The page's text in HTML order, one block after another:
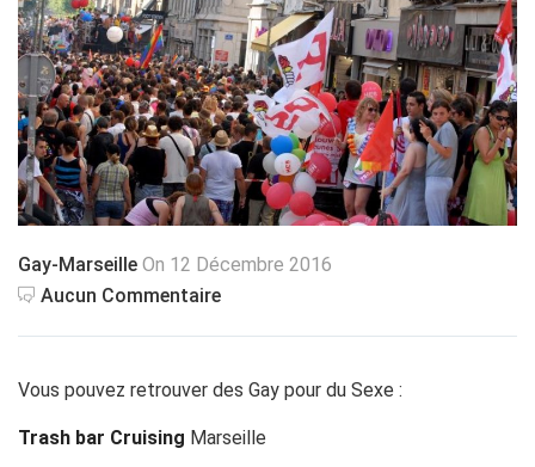
Gay-Marseille On 12 Décembre 2016
Aucun Commentaire
Vous pouvez retrouver des Gay pour du Sexe :
Trash bar Cruising Marseille